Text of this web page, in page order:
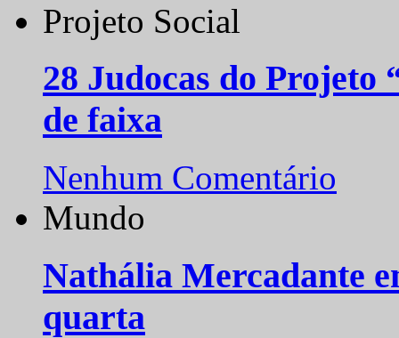
Projeto Social
28 Judocas do
de faixa
Nenhum Comentário
Mundo
Nathália Mercadante
quarta